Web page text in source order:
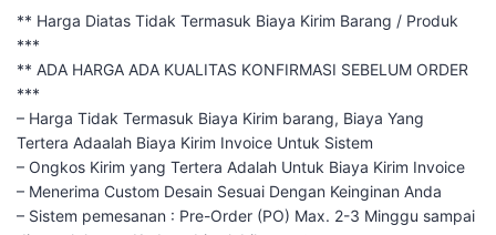
** Harga Diatas Tidak Termasuk Biaya Kirim Barang / Produk
***
** ADA HARGA ADA KUALITAS KONFIRMASI SEBELUM ORDER
***
– Harga Tidak Termasuk Biaya Kirim barang, Biaya Yang
Tertera Adaalah Biaya Kirim Invoice Untuk Sistem
– Ongkos Kirim yang Tertera Adalah Untuk Biaya Kirim Invoice
– Menerima Custom Desain Sesuai Dengan Keinginan Anda
– Sistem pemesanan : Pre-Order (PO) Max. 2-3 Minggu sampai